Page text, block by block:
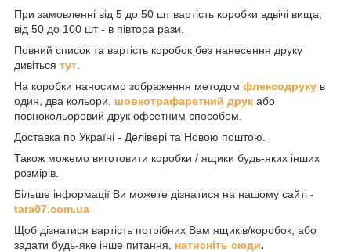
При замовленні від 5 до 50 шт вартість коробки вдвічі вища,
від 50 до 100 шт - в півтора рази.
Повний список та вартість коробок без нанесення друку
дивіться тут
На коробки наносимо зображення методом флексодруку в
один, два кольори, шовкотрафаретний друк або
повнокольоровий друк офсетним способом.
Доставка по Україні - Делівері та Новою поштою.
Також можемо виготовити коробки / ящики будь-яких інших
розмірів.
Більше інформації Ви можете дізнатися на нашому сайті -
tara07.com.ua
Щоб дізнатися вартість потрібних Вам ящиків/коробок, або
задати будь-яке інше питання, натисніть сюди.